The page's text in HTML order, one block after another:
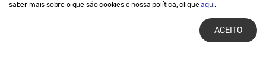
saber mais sobre o que são cookies e nossa política, cliqueaqui.
ACEITO
Termos de Uso
Privacidade e Cookies